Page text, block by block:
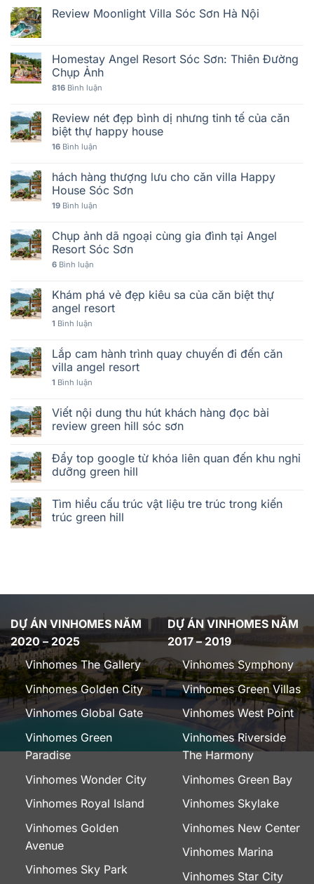
Review Moonlight Villa Sóc Sơn Hà Nội
Homestay Angel Resort Sóc Sơn: Thiên Đường
Chụp Ảnh
816 Bình luận
Review nét đẹp bình dị nhưng tinh tế của căn
biệt thự happy house
16 Bình luận
hách hàng thượng lưu cho căn villa Happy
House Sóc Sơn
19 Bình luận
Chụp ảnh dã ngoại cùng gia đình tại Angel
Resort Sóc Sơn
6 Bình luận
Khám phá vẻ đẹp kiêu sa của căn biệt thự
angel resort
1 Bình luận
Lắp cam hành trình quay chuyến đi đến căn
villa angel resort
1 Bình luận
Viết nội dung thu hút khách hàng đọc bài
review green hill sóc sơn
Đẩy top google từ khóa liên quan đến khu nghỉ
dưỡng green hill
Tìm hiểu cấu trúc vật liệu tre trúc trong kiến
trúc green hill
DỰ ÁN VINHOMES NĂM
2020 – 2025
Vinhomes The Gallery
Vinhomes Golden City
Vinhomes Global Gate
Vinhomes Green
Paradise
Vinhomes Wonder City
Vinhomes Royal Island
Vinhomes Golden
Avenue
Vinhomes Sky Park
DỰ ÁN VINHOMES NĂM
2017 – 2019
Vinhomes Symphony
Vinhomes Green Villas
Vinhomes West Point
Vinhomes Riverside
The Harmony
Vinhomes Green Bay
Vinhomes Skylake
Vinhomes New Center
Vinhomes Marina
Vinhomes Star City